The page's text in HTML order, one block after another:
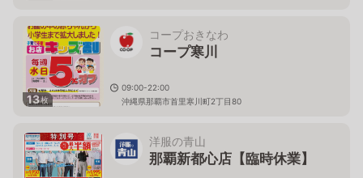
13枚
コープおきなわ
コープ寒川
09:00-22:00
沖縄県那覇市首里寒川町2丁目80
洋服の青山
那覇新都心店【臨時休業】